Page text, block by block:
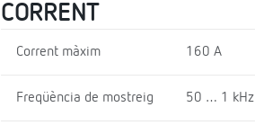
CORRENT
Corrent màxim 160 A
Freqüència de mostreig 50 … 1 kHz